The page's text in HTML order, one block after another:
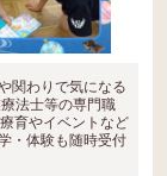
関わりで気になる
法士等の専門職
育やイベントなど
・体験も随時受付